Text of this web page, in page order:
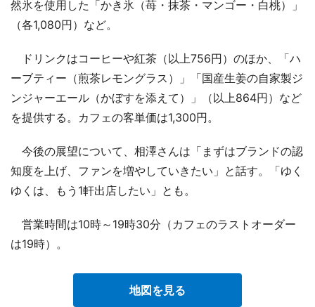
然氷を使用した「かき氷（苺・抹茶・マンゴー・白桃）」
（各1,080円）など。
ドリンクはコーヒーや紅茶（以上756円）のほか、「ハ
ーブティー（煎茶レモングラス）」「国産生姜の自家製ジ
ンジャーエール（かぼすを添えて）」（以上864円）など
を提供する。カフェの客単価は1,300円。
今後の展望について、相澤さんは「まずはブランドの認
知度を上げ、ファンを増やしていきたい」と話す。「ゆく
ゆくは、もう1軒出店したい」とも。
営業時間は10時～19時30分（カフェのラストオーダー
は19時）。
地図を見る